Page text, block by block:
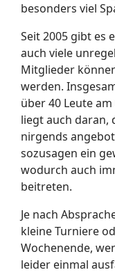
besonders viel
Seit 2005 gibt es
auch viele
Mitglieder
werden.
über 40 Leute
liegt auch daran,
nirgends
sozusagen ein
wodurch auch
beitreten.
Je nach
kleine Turniere
Wochenende,
leider einmal